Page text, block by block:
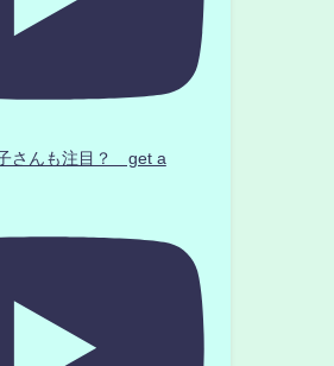
さんも注目？ get a